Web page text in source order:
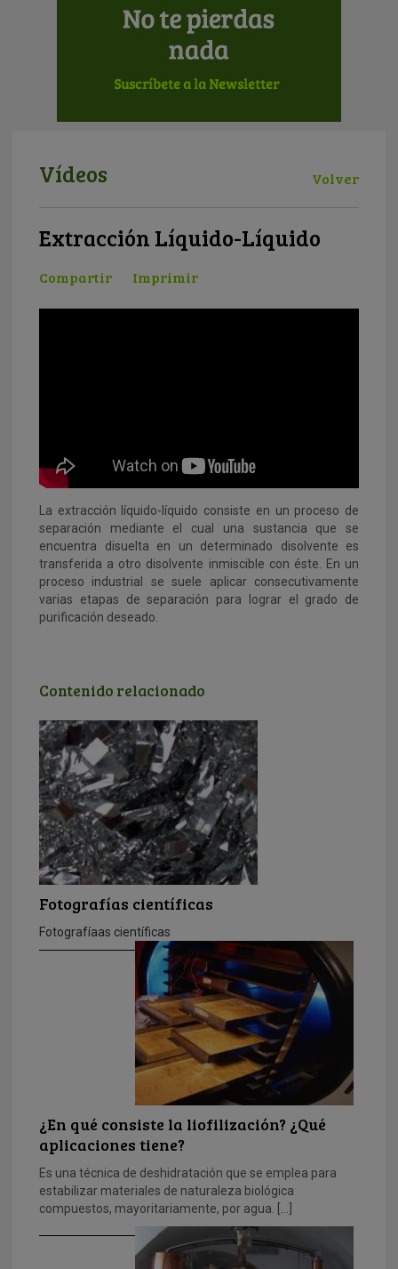
Vídeos Volver
Extracción Líquido-Líquido
Compartir Imprimir
La extracción líquido-líquido consiste en un proceso de
separación mediante el cual una sustancia que se
encuentra disuelta en un determinado disolvente es
transferida a otro disolvente inmiscible con éste. En un
proceso industrial se suele aplicar consecutivamente
varias etapas de separación para lograr el grado de
purificación deseado.
Contenido relacionado
Fotografías científicas
Fotografíaas científicas
¿En qué consiste la liofilización? ¿Qué
aplicaciones tiene?
Es una técnica de deshidratación que se emplea para
estabilizar materiales de naturaleza biológica
compuestos, mayoritariamente, por agua. […]